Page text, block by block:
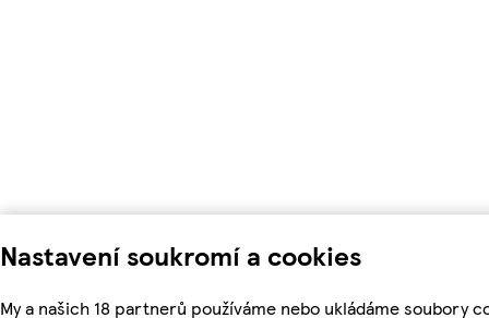
Nastavení soukromí a cookies
My a našich 18 partnerů používáme nebo ukládáme soubory